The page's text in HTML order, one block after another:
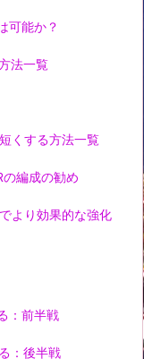
可能か？
法一覧
くする方法一覧
の編成の勧め
より効果的な強化
：前半戦
：後半戦